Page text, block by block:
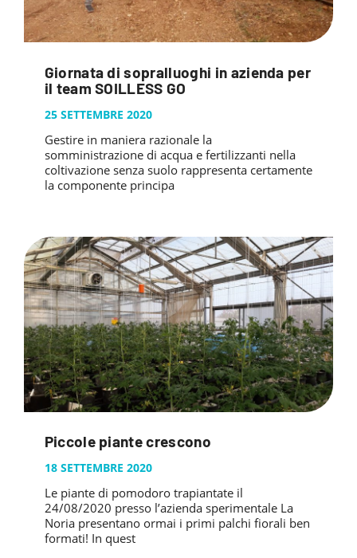
Giornata di sopralluoghi in azienda per
il team SOILLESS GO
25 SETTEMBRE 2020
Gestire in maniera razionale la
somministrazione di acqua e fertilizzanti nella
coltivazione senza suolo rappresenta certamente
la componente principa
Piccole piante crescono
18 SETTEMBRE 2020
Le piante di pomodoro trapiantate il
24/08/2020 presso l’azienda sperimentale La
Noria presentano ormai i primi palchi fiorali ben
formati! In quest